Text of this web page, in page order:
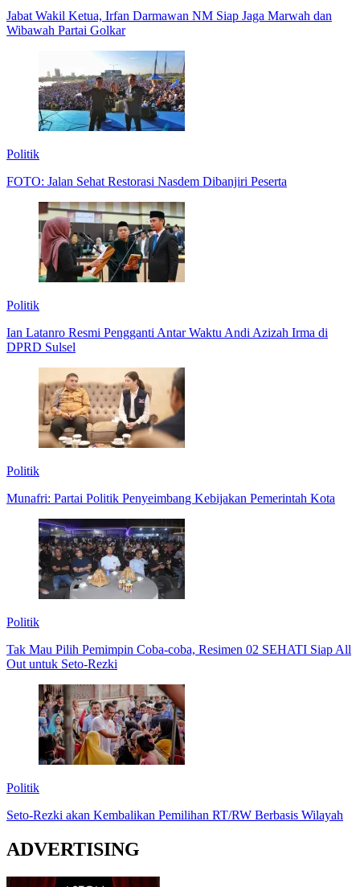
Jabat Wakil Ketua, Irfan Darmawan NM Siap Jaga Marwah dan
Wibawah Partai Golkar
Politik
FOTO: Jalan Sehat Restorasi Nasdem Dibanjiri Peserta
Politik
Ian Latanro Resmi Pengganti Antar Waktu Andi Azizah Irma di
DPRD Sulsel
Politik
Munafri: Partai Politik Penyeimbang Kebijakan Pemerintah Kota
Politik
Tak Mau Pilih Pemimpin Coba-coba, Resimen 02 SEHATI Siap All
Out untuk Seto-Rezki
Politik
Seto-Rezki akan Kembalikan Pemilihan RT/RW Berbasis Wilayah
ADVERTISING